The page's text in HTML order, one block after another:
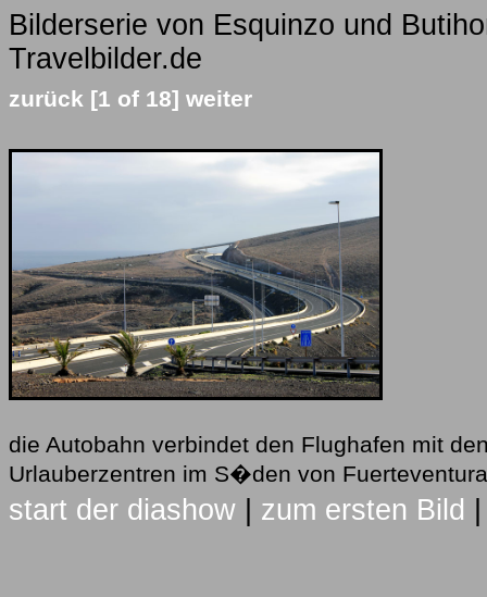
Bilderserie von Esquinzo und
Travelbilder.de
zurück [1 of 18] weiter
die Autobahn verbindet den Flughafen mit
Urlauberzentren im S�den von
start der diashow zum ersten Bild